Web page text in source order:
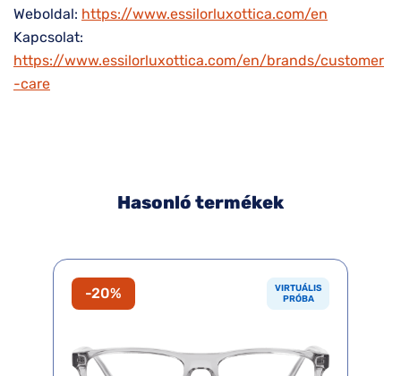
Weboldal: https://www.essilorluxottica.com/en
Kapcsolat:
https://www.essilorluxottica.com/en/brands/customer
-care
Hasonló termékek
-20%
VIRTUÁLIS
PRÓBA